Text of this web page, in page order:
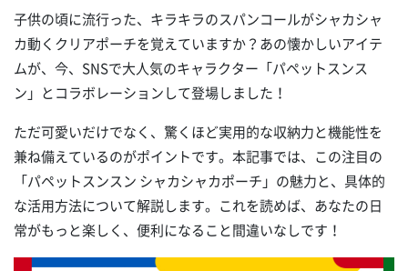
子供の頃に流行った、キラキラのスパンコールがシャカシャ
カ動くクリアポーチを覚えていますか？あの懐かしいアイテ
ムが、今、SNSで大人気のキャラクター「パペットスンス
ン」とコラボレーションして登場しました！
ただ可愛いだけでなく、驚くほど実用的な収納力と機能性を
兼ね備えているのがポイントです。本記事では、この注目の
「パペットスンスン シャカシャカポーチ」の魅力と、具体的
な活用方法について解説します。これを読めば、あなたの日
常がもっと楽しく、便利になること間違いなしです！